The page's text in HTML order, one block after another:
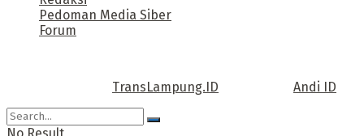
Pedoman Media Siber
Forum
TransLampung.ID Andi ID